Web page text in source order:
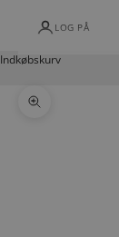
LOG PÅ
Indkøbskurv
Zoom